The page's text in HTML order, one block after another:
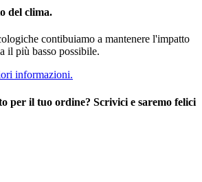
del clima.
contibuiamo a mantenere l'impatto
il più basso possibile.
informazioni.
per il tuo ordine? Scrivici e saremo felici